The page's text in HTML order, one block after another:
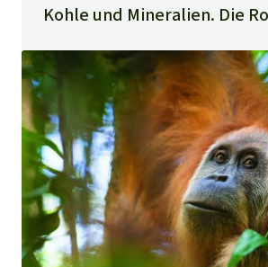
Kohle und Mineralien. Die
Trend Anlass zur Hoffnung?